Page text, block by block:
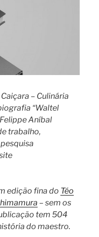
– Culinária
“Waltel
Aníbal
trabalho,
edição fina do Téo
– sem os
tem 504
do maestro.